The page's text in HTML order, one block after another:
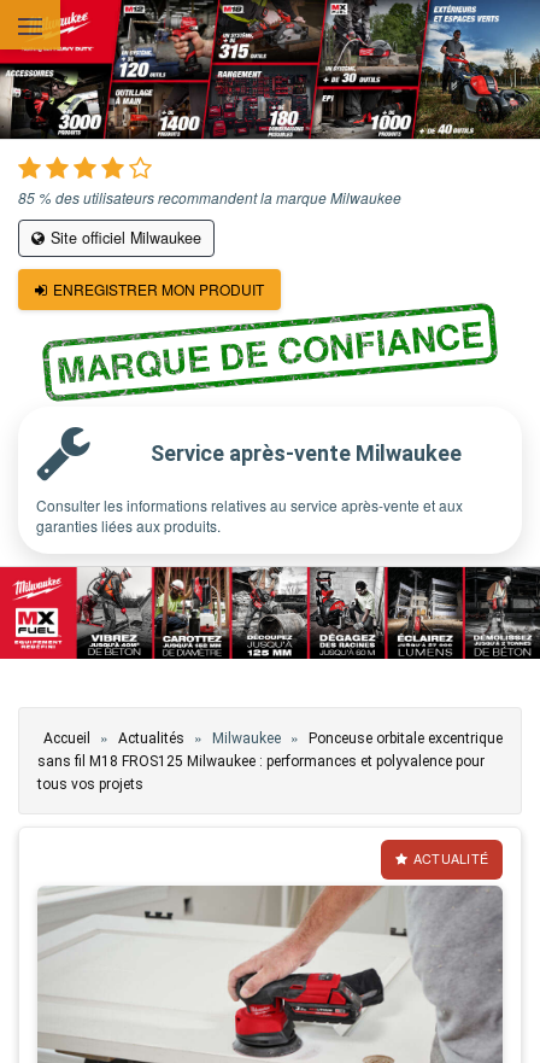
Aller au contenu principal
85 % des utilisateurs recommandent la marque Milwaukee
Site officiel Milwaukee
ENREGISTRER MON PRODUIT
MARQUE DE CONFIANCE
Service après-vente Milwaukee
Consulter les informations relatives au service après-vente et aux
garanties liées aux produits.
Vous êtes ici
Accueil » Actualités » Milwaukee »
Ponceuse orbitale excentrique
sans fil M18 FROS125 Milwaukee : performances et polyvalence pour
tous vos projets
ACTUALITÉ